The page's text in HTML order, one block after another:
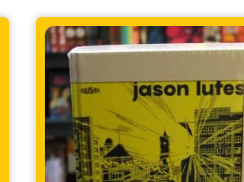
DC,Super-Herói
LENDAS DO UNIVERSO DC
JACK KIRBY
R$39,90